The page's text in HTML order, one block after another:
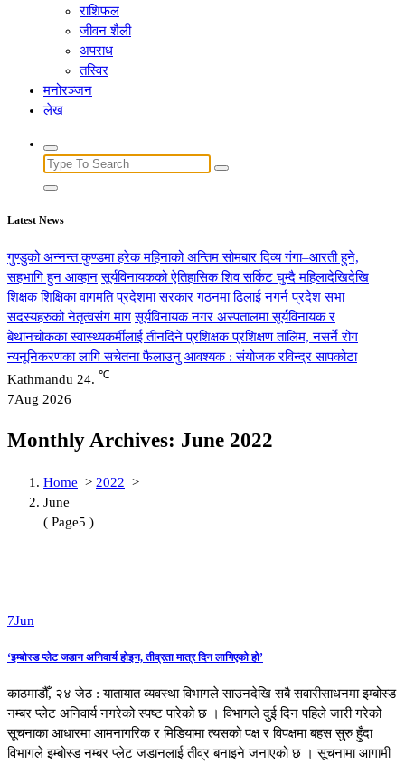
राशिफल
जीवन शैली
अपराध
तस्विर
मनोरञ्जन
लेख
Search
for:
Latest News
गुण्डुको अन्नन्त कुण्डमा हरेक महिनाको अन्तिम सोमबार दिव्य गंगा–आरती हुने,
सहभागि हुन आव्हान सूर्यविनायकको ऐतिहासिक शिव सर्किट घुम्दै महिलादेखिदेखि
शिक्षक शिक्षिका वागमति प्रदेशमा सरकार गठनमा ढिलाई नगर्न प्रदेश सभा
सदस्यहरुको नेतृत्वसंग माग सूर्यविनायक नगर अस्पतालमा सूर्यविनायक र
बेथानचोकका स्वास्थ्यकर्मीलाई तीनदिने प्रशिक्षक प्रशिक्षण तालिम, नसर्ने रोग
न्यनूनिकरणका लागि सचेतना फैलाउनु आवश्यक : संयोजक रविन्द्र सापकोटा
Kathmandu 24. ℃
7Aug 2026
Monthly Archives: June 2022
Home > 2022 >
June
( Page5 )
7Jun
‘इम्बोस्ड प्लेट जडान अनिवार्य होइन, तीव्रता मात्र दिन लागिएको हो’
काठमाडौँ, २४ जेठ : यातायात व्यवस्था विभागले साउनदेखि सबै सवारीसाधनमा इम्बोस्ड
नम्बर प्लेट अनिवार्य नगरेको स्पष्ट पारेको छ । विभागले दुई दिन पहिले जारी गरेको
सूचनाका आधारमा आमनागरिक र मिडियामा त्यसको पक्ष र विपक्षमा बहस सुरु हुँदा
विभागले इम्बोस्ड नम्बर प्लेट जडानलाई तीव्र बनाइने जनाएको छ । सूचनामा आगामी